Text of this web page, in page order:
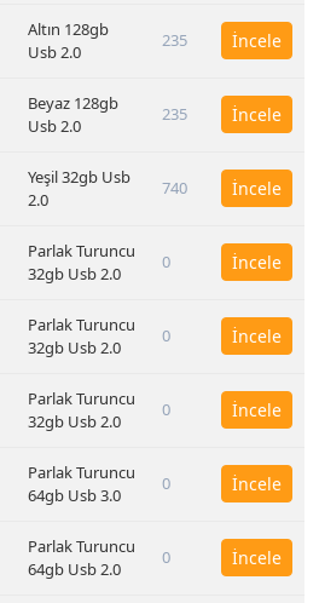
Altın 128gb
Usb 2.0
235 İncele
Beyaz 128gb
Usb 2.0
235 İncele
Yeşil 32gb Usb
2.0
740 İncele
Parlak Turuncu
32gb Usb 2.0
0 İncele
Parlak Turuncu
32gb Usb 2.0
0 İncele
Parlak Turuncu
32gb Usb 2.0
0 İncele
Parlak Turuncu
64gb Usb 3.0
0 İncele
Parlak Turuncu
64gb Usb 2.0
0 İncele